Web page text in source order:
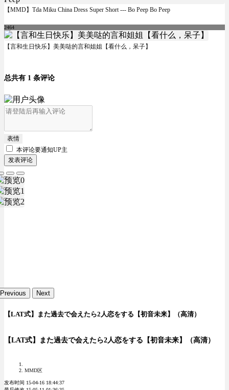
【MMD】Tda Miku China Dress Super Short --- Bo Peep Bo Peep
2464
【言和生日快乐】美美哒的言和姐姐【看什么，呆子】
总共有 1 条评论
表情
本评论要通知UP主
发表评论
Previous Next
【LAT式】また過去で会えたら2人恋をする【初音未来】（高清）
【LAT式】また過去で会えたら2人恋をする【初音未来】（高清）
MMD区
发布时间 15-04-16 18:44:37